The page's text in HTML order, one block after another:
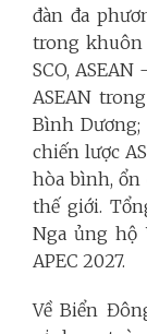
đàn đa
trong khuôn
SCO,
ASEAN
Bình
chiến lược
hòa bình,
thế giới.
Nga ủng hộ
APEC 2027.
Về Biển